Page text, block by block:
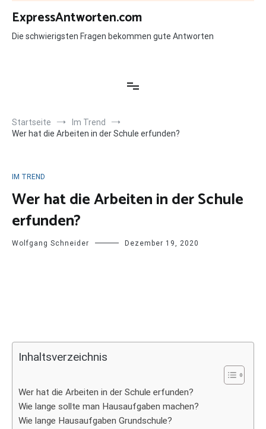
Zum
Inhalt
springen
ExpressAntworten.com
Die schwierigsten Fragen bekommen gute Antworten
Startseite
Im Trend
Wer hat die Arbeiten in der Schule erfunden?
IM TREND
Wer hat die Arbeiten in der Schule
erfunden?
Wolfgang Schneider Dezember 19, 2020
Inhaltsverzeichnis
Wer hat die Arbeiten in der Schule erfunden?
Wie lange sollte man Hausaufgaben machen?
Wie lange Hausaufgaben Grundschule?